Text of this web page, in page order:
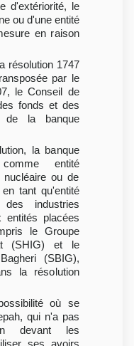
d'extériorité, le
ou d'une entité
en raison
résolution 1747
par le
le Conseil de
fonds et des
de la banque
la banque
entité
ou de
tant qu'entité
industries
entités placées
le Groupe
(SHIG) et le
(SBIG),
la résolution
où se
qui n'a pas
devant les
ses avoirs